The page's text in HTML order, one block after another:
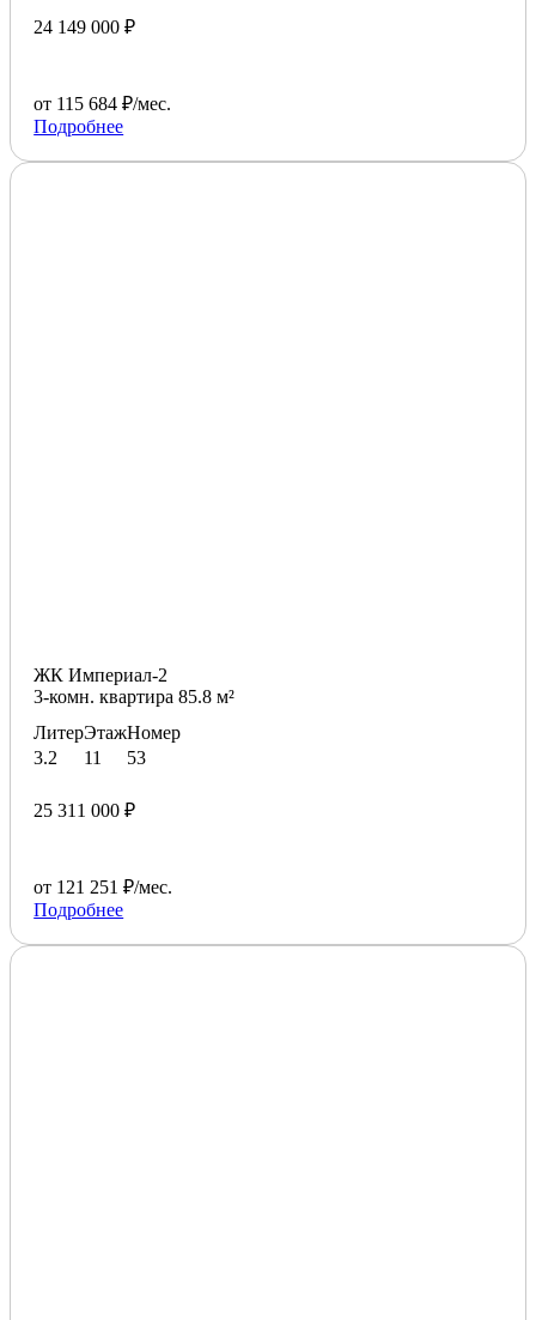
24 149 000 ₽
от 115 684 ₽/мес.
Подробнее
ЖК Империал-2
3-комн. квартира 85.8 м²
Литер
3.2
Этаж
11
Номер
53
25 311 000 ₽
от 121 251 ₽/мес.
Подробнее